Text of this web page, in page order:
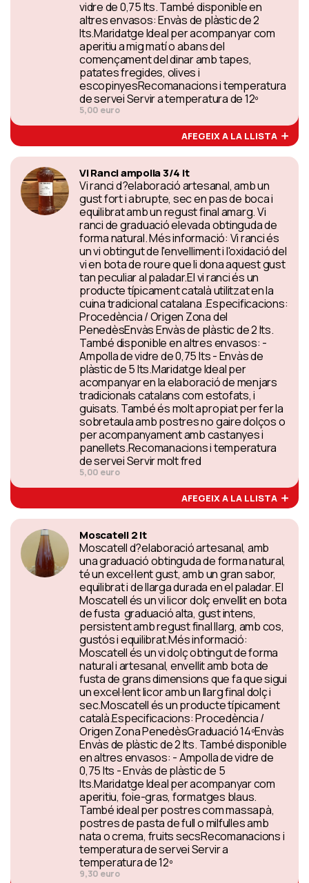
vidre de 0,75 lts. També disponible en
altres envasos: Envàs de plàstic de 2
lts.Maridatge Ideal per acompanyar com
aperitiu a mig matí o abans del
començament del dinar amb tapes,
patates fregides, olives i
escopinyesRecomanacions i temperatura
de servei Servir a temperatura de 12º
5,00 euro
AFEGEIX A LA LLISTA
Vi Ranci ampolla 3/4 lt
Vi ranci d?elaboració artesanal, amb un
gust fort i abrupte, sec en pas de boca i
equilibrat amb un regust final amarg. Vi
ranci de graduació elevada obtinguda de
forma natural. Més informació: Vi ranci és
un vi obtingut de l'envelliment i l'oxidació del
vi en bota de roure que li dona aquest gust
tan peculiar al paladar.El vi ranci és un
producte típicament català utilitzat en la
cuina tradicional catalana .Especificacions:
Procedència / Origen Zona del
PenedèsEnvàs Envàs de plàstic de 2 lts.
També disponible en altres envasos: -
Ampolla de vidre de 0,75 lts - Envàs de
plàstic de 5 lts.Maridatge Ideal per
acompanyar en la elaboració de menjars
tradicionals catalans com estofats, i
guisats. També és molt apropiat per fer la
sobretaula amb postres no gaire dolços o
per acompanyament amb castanyes i
panellets.Recomanacions i temperatura
de servei Servir molt fred
5,00 euro
AFEGEIX A LA LLISTA
Moscatell 2 lt
Moscatell d?elaboració artesanal, amb
una graduació obtinguda de forma natural,
té un excel·lent gust, amb un gran sabor,
equilibrat i de llarga durada en el paladar. El
Moscatell és un vi licor dolç envellit en bota
de fusta graduació alta, gust intens,
persistent amb regust final llarg, amb cos,
gustós i equilibrat.Més informació:
Moscatell és un vi dolç obtingut de forma
natural i artesanal, envellit amb bota de
fusta de grans dimensions que fa que sigui
un excel·lent licor amb un llarg final dolç i
sec.Moscatell és un producte típicament
català.Especificacions: Procedència /
Origen Zona PenedèsGraduació 14ºEnvàs
Envàs de plàstic de 2 lts. També disponible
en altres envasos: - Ampolla de vidre de
0,75 lts - Envàs de plàstic de 5
lts.Maridatge Ideal per acompanyar com
aperitiu, foie-gras, formatges blaus.
També ideal per postres com massapà,
postres de pasta de full o milfulles amb
nata o crema, fruits secsRecomanacions i
temperatura de servei Servir a
temperatura de 12º
9,30 euro